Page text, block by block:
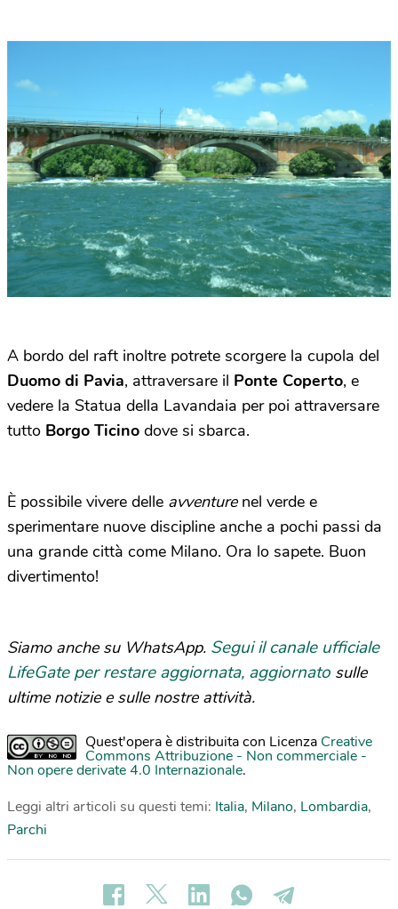
A bordo del raft inoltre potrete scorgere la cupola del
Duomo di Pavia, attraversare il Ponte Coperto, e
vedere la Statua della Lavandaia per poi attraversare
tutto Borgo Ticino dove si sbarca.
È possibile vivere delle avventure nel verde e
sperimentare nuove discipline anche a pochi passi da
una grande città come Milano. Ora lo sapete. Buon
divertimento!
Siamo anche su WhatsApp. Segui il canale ufficiale
LifeGate per restare aggiornata, aggiornato sulle
ultime notizie e sulle nostre attività.
Quest'opera è distribuita con Licenza Creative
Commons Attribuzione - Non commerciale -
Non opere derivate 4.0 Internazionale.
Leggi altri articoli su questi temi: Italia, Milano, Lombardia,
Parchi